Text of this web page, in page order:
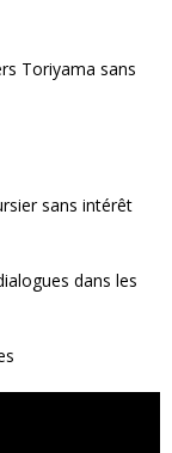
Toriyama sans
sans intérêt
dans les